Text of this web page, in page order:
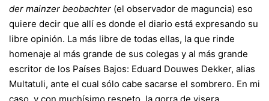
der mainzer beobachter (el observador de maguncia) eso
quiere decir que allí es donde el diario está expresando su
libre opinión. La más libre de todas ellas, la que rinde
homenaje al más grande de sus colegas y al más grande
escritor de los Países Bajos: Eduard Douwes Dekker, alias
Multatuli, ante el cual sólo cabe sacarse el sombrero. En mi